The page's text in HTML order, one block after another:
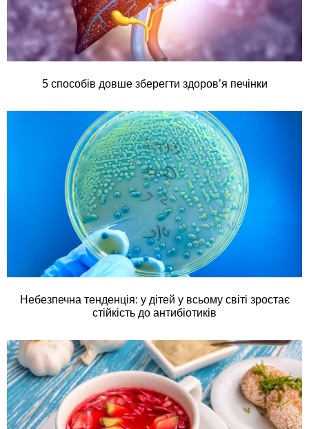
5 способів довше зберегти здоров’я печінки
Небезпечна тенденція: у дітей у всьому світі зростає
стійкість до антибіотиків